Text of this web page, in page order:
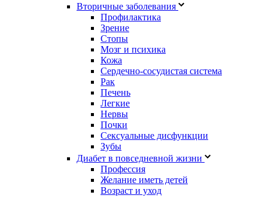
Вторичные заболевания
Профилактика
Зрение
Стопы
Мозг и психика
Кожа
Сердечно-сосудистая система
Рак
Печень
Легкие
Нервы
Почки
Сексуальные дисфункции
Зубы
Диабет в повседневной жизни
Профессия
Желание иметь детей
Возраст и уход